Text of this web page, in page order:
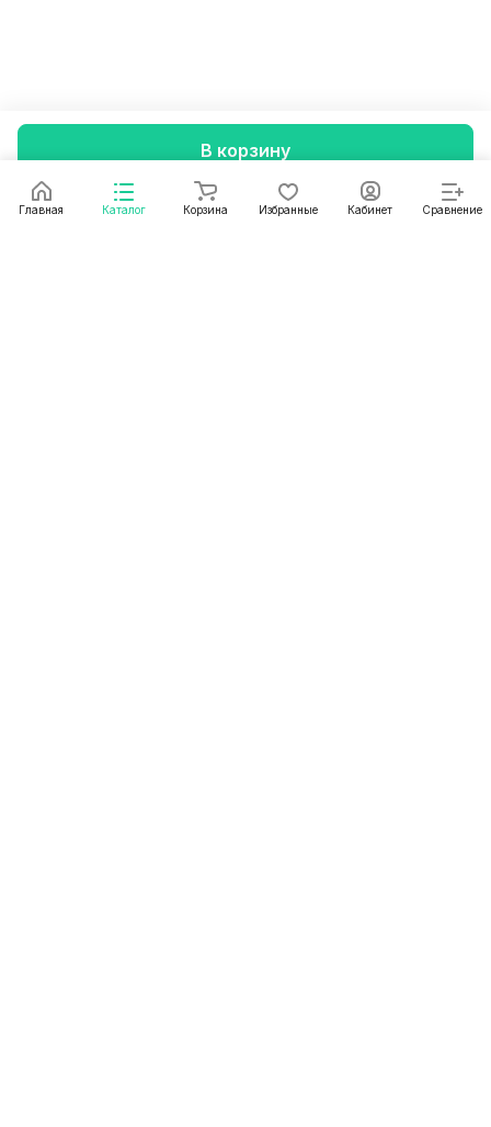
В корзину
Главная Каталог Корзина Избранные Кабинет Сравнение